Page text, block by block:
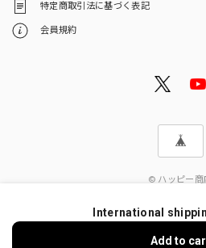
特定商取引法に基づく表記
会員規約
© ハッピー商
International
Add to